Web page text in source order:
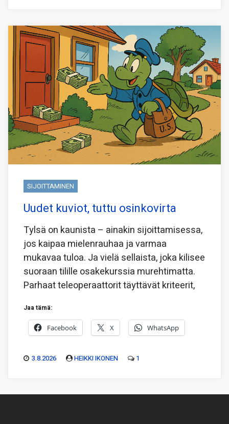
SIJOITTAMINEN
Uudet kuviot, tuttu osinkovirta
Tylsä on kaunista – ainakin sijoittamisessa,
jos kaipaa mielenrauhaa ja varmaa
mukavaa tuloa. Ja vielä sellaista, joka kilisee
suoraan tilille osakekurssia murehtimatta.
Parhaat teleoperaattorit täyttävät kriteerit,
Jaa tämä:
Facebook X WhatsApp
3.8.2026 HEIKKI IKONEN 1